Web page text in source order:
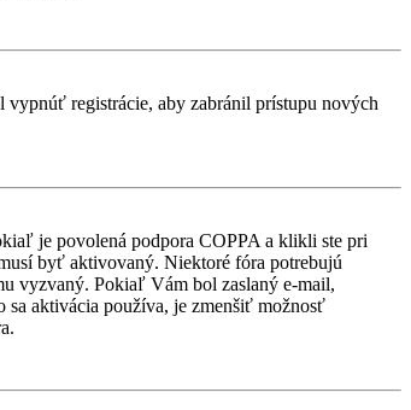
vypnúť registrácie, aby zabránil prístupu nových
je povolená podpora COPPA a klikli ste pri
byť aktivovaný. Niektoré fóra potrebujú
vyzvaný. Pokiaľ Vám bol zaslaný e-mail,
sa aktivácia používa, je zmenšiť možnosť